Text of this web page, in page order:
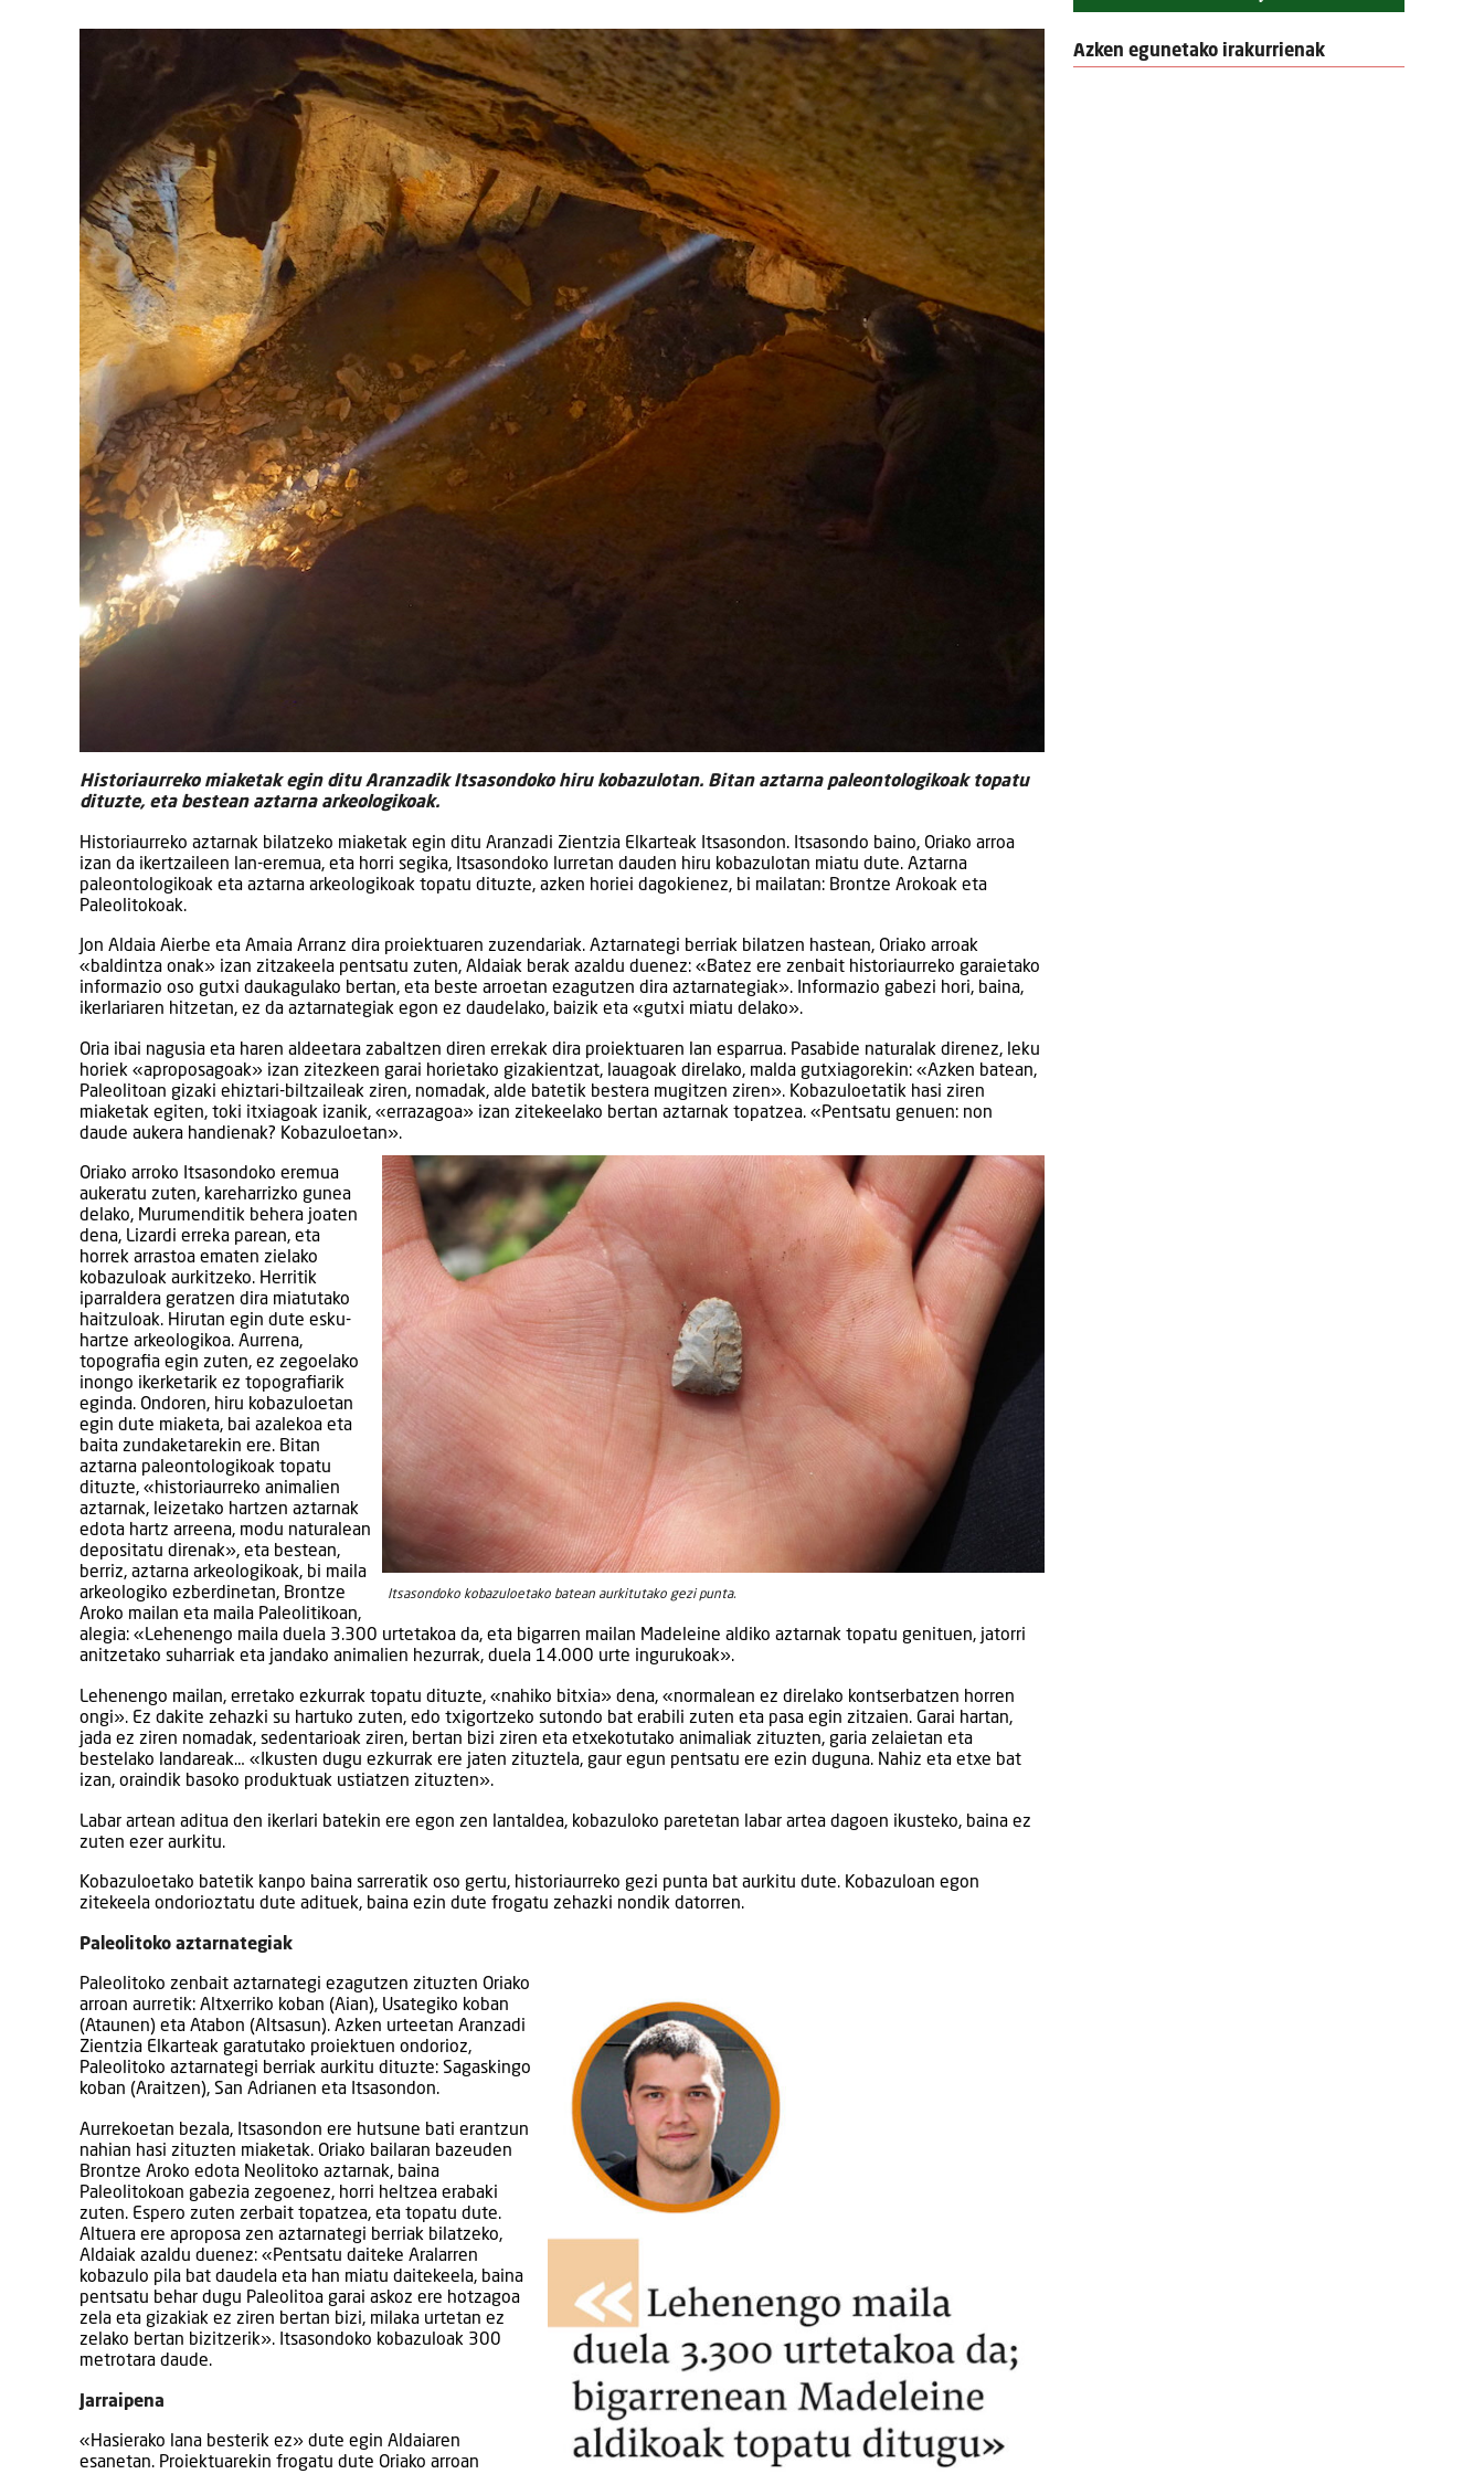
Historiaurreko miaketak egin ditu Aranzadik Itsasondoko hiru kobazulotan. Bitan aztarna paleontologikoak topatu
dituzte, eta bestean aztarna arkeologikoak.
Historiaurreko aztarnak bilatzeko miaketak egin ditu Aranzadi Zientzia Elkarteak Itsasondon. Itsasondo baino, Oriako arroa
izan da ikertzaileen lan-eremua, eta horri segika, Itsasondoko lurretan dauden hiru kobazulotan miatu dute. Aztarna
paleontologikoak eta aztarna arkeologikoak topatu dituzte, azken horiei dagokienez, bi mailatan: Brontze Arokoak eta
Paleolitokoak.
Jon Aldaia Aierbe eta Amaia Arranz dira proiektuaren zuzendariak. Aztarnategi berriak bilatzen hastean, Oriako arroak
«baldintza onak» izan zitzakeela pentsatu zuten, Aldaiak berak azaldu duenez: «Batez ere zenbait historiaurreko garaietako
informazio oso gutxi daukagulako bertan, eta beste arroetan ezagutzen dira aztarnategiak». Informazio gabezi hori, baina,
ikerlariaren hitzetan, ez da aztarnategiak egon ez daudelako, baizik eta «gutxi miatu delako».
Oria ibai nagusia eta haren aldeetara zabaltzen diren errekak dira proiektuaren lan esparrua. Pasabide naturalak direnez, leku
horiek «aproposagoak» izan zitezkeen garai horietako gizakientzat, lauagoak direlako, malda gutxiagorekin: «Azken batean,
Paleolitoan gizaki ehiztari-biltzaileak ziren, nomadak, alde batetik bestera mugitzen ziren». Kobazuloetatik hasi ziren
miaketak egiten, toki itxiagoak izanik, «errazagoa» izan zitekeelako bertan aztarnak topatzea. «Pentsatu genuen: non
daude aukera handienak? Kobazuloetan».
Itsasondoko kobazuloetako batean aurkitutako gezi punta.
Oriako arroko Itsasondoko eremua
aukeratu zuten, kareharrizko gunea
delako, Murumenditik behera joaten
dena, Lizardi erreka parean, eta
horrek arrastoa ematen zielako
kobazuloak aurkitzeko. Herritik
iparraldera geratzen dira miatutako
haitzuloak. Hirutan egin dute esku-
hartze arkeologikoa. Aurrena,
topografia egin zuten, ez zegoelako
inongo ikerketarik ez topografiarik
eginda. Ondoren, hiru kobazuloetan
egin dute miaketa, bai azalekoa eta
baita zundaketarekin ere. Bitan
aztarna paleontologikoak topatu
dituzte, «historiaurreko animalien
aztarnak, leizetako hartzen aztarnak
edota hartz arreena, modu naturalean
depositatu direnak», eta bestean,
berriz, aztarna arkeologikoak, bi maila
arkeologiko ezberdinetan, Brontze
Aroko mailan eta maila Paleolitikoan,
alegia: «Lehenengo maila duela 3.300 urtetakoa da, eta bigarren mailan Madeleine aldiko aztarnak topatu genituen, jatorri
anitzetako suharriak eta jandako animalien hezurrak, duela 14.000 urte ingurukoak».
Lehenengo mailan, erretako ezkurrak topatu dituzte, «nahiko bitxia» dena, «normalean ez direlako kontserbatzen horren
ongi». Ez dakite zehazki su hartuko zuten, edo txigortzeko sutondo bat erabili zuten eta pasa egin zitzaien. Garai hartan,
jada ez ziren nomadak, sedentarioak ziren, bertan bizi ziren eta etxekotutako animaliak zituzten, garia zelaietan eta
bestelako landareak… «Ikusten dugu ezkurrak ere jaten zituztela, gaur egun pentsatu ere ezin duguna. Nahiz eta etxe bat
izan, oraindik basoko produktuak ustiatzen zituzten».
Labar artean aditua den ikerlari batekin ere egon zen lantaldea, kobazuloko paretetan labar artea dagoen ikusteko, baina ez
zuten ezer aurkitu.
Kobazuloetako batetik kanpo baina sarreratik oso gertu, historiaurreko gezi punta bat aurkitu dute. Kobazuloan egon
zitekeela ondorioztatu dute adituek, baina ezin dute frogatu zehazki nondik datorren.
Paleolitoko aztarnategiak
Paleolitoko zenbait aztarnategi ezagutzen zituzten Oriako
arroan aurretik: Altxerriko koban (Aian), Usategiko koban
(Ataunen) eta Atabon (Altsasun). Azken urteetan Aranzadi
Zientzia Elkarteak garatutako proiektuen ondorioz,
Paleolitoko aztarnategi berriak aurkitu dituzte: Sagaskingo
koban (Araitzen), San Adrianen eta Itsasondon.
Aurrekoetan bezala, Itsasondon ere hutsune bati erantzun
nahian hasi zituzten miaketak. Oriako bailaran bazeuden
Brontze Aroko edota Neolitoko aztarnak, baina
Paleolitokoan gabezia zegoenez, horri heltzea erabaki
zuten. Espero zuten zerbait topatzea, eta topatu dute.
Altuera ere aproposa zen aztarnategi berriak bilatzeko,
Aldaiak azaldu duenez: «Pentsatu daiteke Aralarren
kobazulo pila bat daudela eta han miatu daitekeela, baina
pentsatu behar dugu Paleolitoa garai askoz ere hotzagoa
zela eta gizakiak ez ziren bertan bizi, milaka urtetan ez
zelako bertan bizitzerik». Itsasondoko kobazuloak 300
metrotara daude.
Jarraipena
«Hasierako lana besterik ez» dute egin Aldaiaren
esanetan. Proiektuarekin frogatu dute Oriako arroan
Azken egunetako irakurrienak